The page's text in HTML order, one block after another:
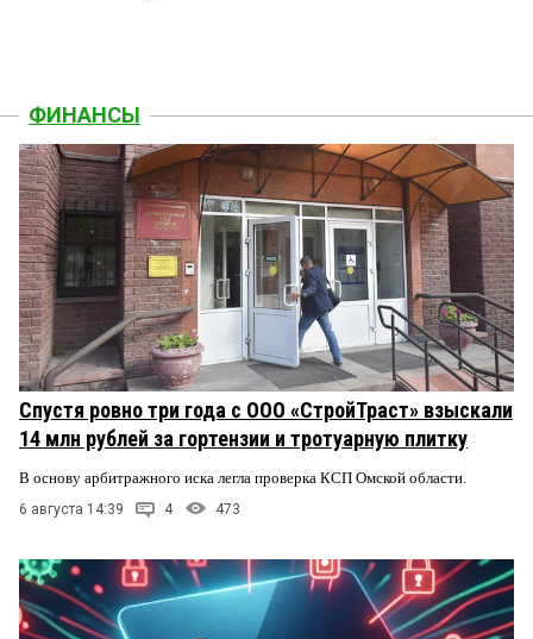
ФИНАНСЫ
Спустя ровно три года с ООО «СтройТраст» взыскали
14 млн рублей за гортензии и тротуарную плитку
В основу арбитражного иска легла проверка КСП Омской области.
6 августа 14:39 4 473